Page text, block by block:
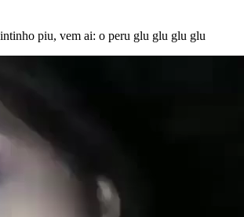
piu, vem ai: o peru glu glu glu glu